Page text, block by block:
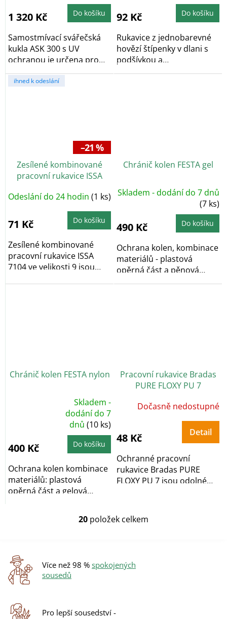
1 320 Kč Do košíku
Samostmívací svářečská
kukla ASK 300 s UV
ochranou je určena pro
svařování a broušení.
92 Kč Do košíku
Rukavice z jednobarevné
hovězí štípenky v dlani s
podšívkou a
polyesterového úpletu v...
ihned k odeslání
–21 %
Zesílené kombinované
pracovní rukavice ISSA
Odeslání do 24 hodin (1 ks)
71 Kč Do košíku
Zesílené kombinované
pracovní rukavice ISSA
7104 ve velikosti 9 jsou
Chránič kolen FESTA gel
Skladem - dodání do 7 dnů
(7 ks)
490 Kč Do košíku
Ochrana kolen, kombinace
materiálů - plastová
opěrná část a pěnová
výstelka, ulehčují...
Chránič kolen FESTA nylon
z
5
hvězdiček.
Skladem -
dodání do 7
dnů(10 ks)
400 Kč Do košíku
Ochrana kolen kombinace
materiálů: plastová
opěrná část a gelová
Pracovní rukavice Bradas
PURE FLOXY PU 7
Dočasně nedostupné
48 Kč Detail
Ochranné pracovní
rukavice Bradas PURE
FLOXY PU 7 jsou odolné
O
d
a
20 položek celkem
Více než 98 % spokojených
sousedů
Pro lepší sousedství -